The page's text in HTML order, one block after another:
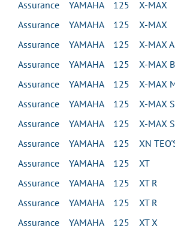
Assurance YAMAHA 125 X-MAX
Assurance YAMAHA 125 X-MAX
Assurance YAMAHA 125 X-MAX
Assurance YAMAHA 125 X-MAX
Assurance YAMAHA 125 X-MAX
Assurance YAMAHA 125 X-MAX
Assurance YAMAHA 125 X-MAX
Assurance YAMAHA 125 XN
Assurance YAMAHA 125 XT
Assurance YAMAHA 125 XT R
Assurance YAMAHA 125 XT R
Assurance YAMAHA 125 XT X